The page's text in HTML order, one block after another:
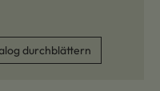
durchblättern